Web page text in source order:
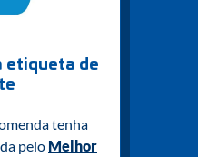
etiqueta de
tenha
pelo Melhor